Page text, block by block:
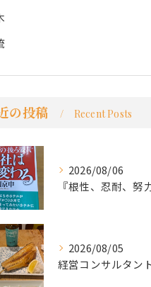
の投稿 Recent Posts
2026/08/06
2026/08/05